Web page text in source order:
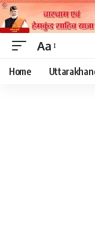
Font
Resizer
Aa
Home